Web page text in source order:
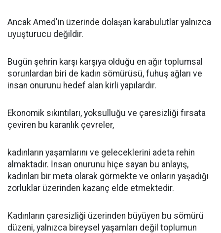
Ancak Amed'in üzerinde dolaşan karabulutlar yalnızca
uyuşturucu değildir.
Bugün şehrin karşı karşıya olduğu en ağır toplumsal
sorunlardan biri de kadın sömürüsü, fuhuş ağları ve
insan onurunu hedef alan kirli yapılardır.
Ekonomik sıkıntıları, yoksulluğu ve çaresizliği fırsata
çeviren bu karanlık çevreler,
kadınların yaşamlarını ve geleceklerini adeta rehin
almaktadır. İnsan onurunu hiçe sayan bu anlayış,
kadınları bir meta olarak görmekte ve onların yaşadığı
zorluklar üzerinden kazanç elde etmektedir.
Kadınların çaresizliği üzerinden büyüyen bu sömürü
düzeni, yalnızca bireysel yaşamları değil toplumun